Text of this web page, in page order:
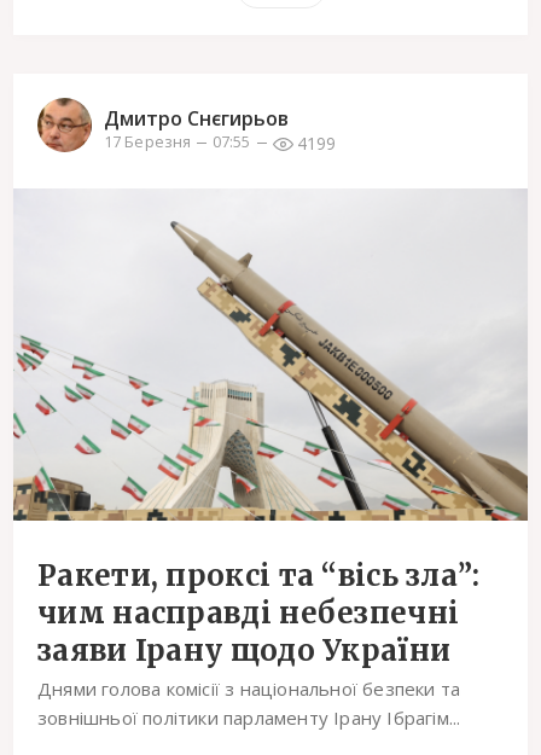
Дмитро Снєгирьов
17 Березня 07:55 4199
Ракети, проксі та “вісь зла”:
чим насправді небезпечні
заяви Ірану щодо України
Днями голова комісії з національної безпеки та
зовнішньої політики парламенту Ірану Ібрагім...